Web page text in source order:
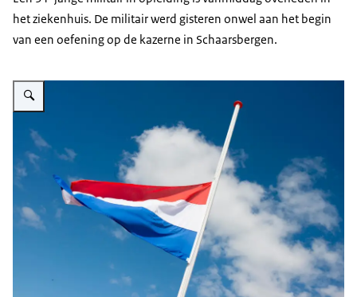
het ziekenhuis. De militair werd gisteren onwel aan het begin
van een oefening op de kazerne in Schaarsbergen.
Vergroot afbeelding Een Nederlandse vlag die halfstok hangt.